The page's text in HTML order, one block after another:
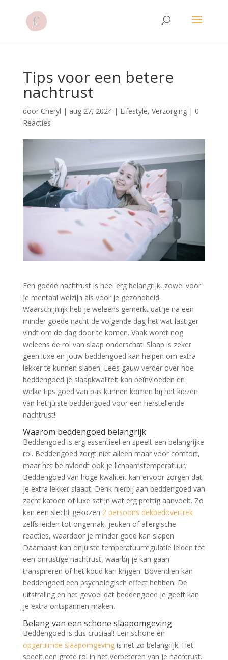
Tips voor een betere
nachtrust
door Cheryl | aug 27, 2024| Lifestyle, Verzorging| 0
Reacties
Een goede nachtrust is heel erg belangrijk, zowel voor
je mentaal welzijn als voor je gezondheid.
Waarschijnlijk heb je weleens gemerkt dat je na een
minder goede nacht de volgende dag het wat lastiger
vindt om de dag door te komen. Vaak wordt nog
weleens de rol van slaap onderschat! Slaap is zeker
geen luxe en jouw beddengoed kan helpen om extra
lekker te kunnen slapen. Lees gauw verder over hoe
beddengoed je slaapkwaliteit kan beïnvloeden en
welke tips goed van pas kunnen komen bij het kiezen
van het juiste beddengoed voor een herstellende
nachtrust!
Waarom beddengoed belangrijk
Beddengoed is erg essentieel en speelt een belangrijke
rol. Beddengoed zorgt niet alleen maar voor comfort,
maar het beïnvloedt ook je lichaamstemperatuur.
Beddengoed van hoge kwaliteit kan ervoor zorgen dat
je extra lekker slaapt. Denk hierbij aan beddengoed van
zacht katoen of luxe satijn wat erg prettig aanvoelt. Zo
kan een slecht gekozen 2 persoons dekbedovertrek
zelfs leiden tot ongemak, jeuken of allergische
reacties, waardoor je minder goed kan slapen.
Daarnaast kan onjuiste temperatuurregulatie leiden tot
een onrustige nachtrust, waarbij je kan gaan
transpireren of het koud kan krijgen. Bovendien kan
beddengoed een psychologisch effect hebben. De
uitstraling en het gevoel dat beddengoed je geeft kan
je extra ontspannen maken.
Belang van een schone slaapomgeving
Beddengoed is dus cruciaal! Een schone en
opgeruimde slaapomgevingis net zo belangrijk. Het
speelt een grote rol in het verbeteren van je nachtrust.